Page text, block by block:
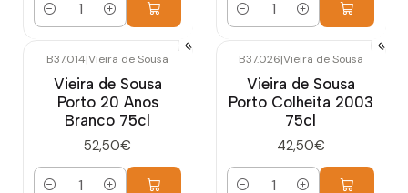
Quantidade Quantidade
B37.014|Vieira de Sousa
Vieira de Sousa
Porto 20 Anos
Branco 75cl
52,50€
B37.026|Vieira de Sousa
Vieira de Sousa
Porto Colheita 2003
75cl
42,50€